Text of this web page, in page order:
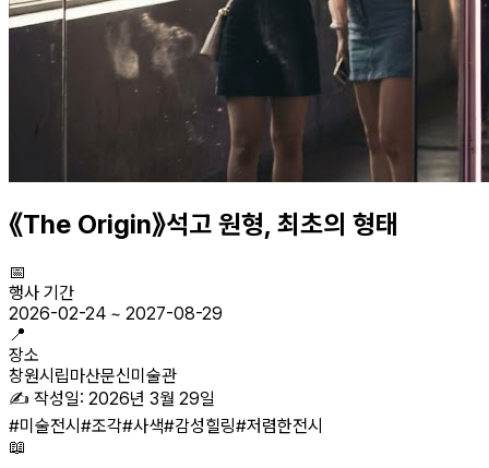
《The Origin》석고 원형, 최초의 형태
📅
행사 기간
2026-02-24 ~ 2027-08-29
📍
장소
창원시립마산문신미술관
✍️ 작성일: 2026년 3월 29일
#미술전시 #조각#사색#감성힐링#저렴한전시
📖